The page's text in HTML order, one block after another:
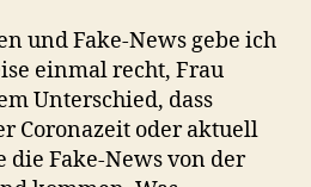
und Fake-News gebe ich
einmal recht, Frau
Unterschied, dass
Coronazeit oder aktuell
die Fake-News von der